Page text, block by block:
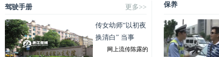
更多>>
驾驶手册
传女幼师“以初夜
换清白” 当事
网上流传陈露的
保养